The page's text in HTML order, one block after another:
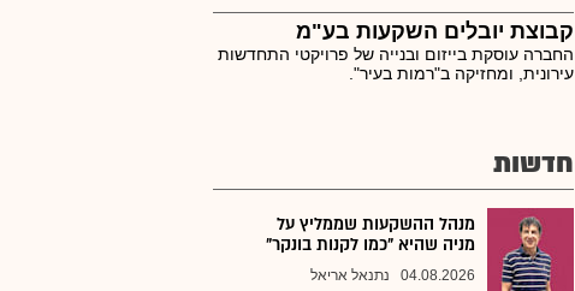
קבוצת יובלים השקעות בע"מ
החברה עוסקת בייזום ובנייה של פרויקטי התחדשות
עירונית, ומחזיקה ב"רמות בעיר".
חדשות
מנהל ההשקעות שממליץ על
מניה שהיא "כמו לקנות בונקר"
04.08.2026 נתנאל אריאל